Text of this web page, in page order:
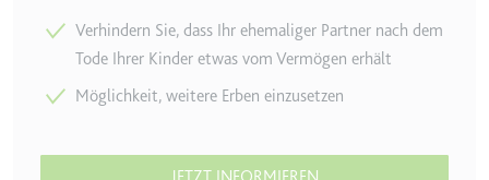
Verhindern Sie, dass Ihr ehemaliger Partner nach dem
Tode Ihrer Kinder etwas vom Vermögen erhält
Möglichkeit, weitere Erben einzusetzen